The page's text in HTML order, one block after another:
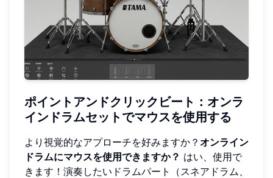
ポイントアンドクリックビート：オンラ
インドラムセットでマウスを使用する
より視覚的なアプローチを好みますか？ オンライン
ドラムにマウスを使用できますか？ はい、使用で
きます！演奏したいドラムパート（スネアドラム、